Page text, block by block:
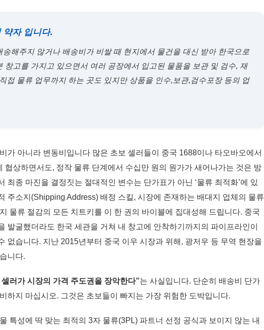
약자 입니다.
해주지 않거나 배송비가 비쌀 때 현지에서 물건을 대신 받아 한국으로
창고를 가지고 있으면서 여러 공장에서 입고된 물품을 보관 및 검수, 재
접 물류 업무까지 하는 곳도 있지만 상품을 인수,보관,검수포장 등의 업
가 아니라 변동비입니다 많은 초보 셀러들이 중국 1688이나 타오바오에서
협상하면서도, 정작 물류 단계에서 수십만 원의 원가가 새어나가는 것은 방
최종 마진을 결정짓는 절대적인 변수는 단가표가 아닌 ‘물류 최적화’에 있
주소지(Shipping Address) 배정 스킬, 시장에 존재하는 배대지 업체의 물류
물류 절감의 모든 치트키를 이 한 권의 바이블에 집대성해 드립니다. 중국
발굴했더라도 한국 세관을 거쳐 내 창고에 안착하기까지의 파이프라인이
없습니다. 지난 2015년부터 중국 이우 시장과 위해, 광저우 등 무역 현장을
니다.
러가 시장의 가격 주도권을 장악한다”는 사실입니다. 단순히 배송비 단가
하지 마십시오. 그것은 초보들이 빠지는 가장 위험한 도박입니다.
특성에 딱 맞는 최적의 3자 물류(3PL) 파트너 선정 공식과 보이지 않는 내